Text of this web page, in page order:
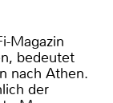
Magazin
bedeutet
nach Athen.
der